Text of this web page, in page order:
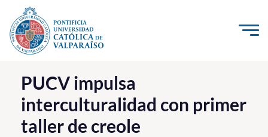
Click acá para ir directamente al contenido
La Universidad
Investigación, Creación e Innovación
PUCV Internacional
PUCV impulsa
interculturalidad con primer
taller de creole